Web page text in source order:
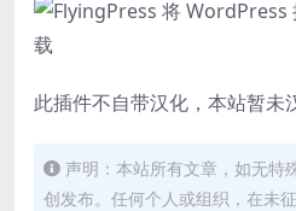
此插件不自带汉化，本站暂未
声明：本站所有文章，如无特
创发布。任何个人或组织，在未